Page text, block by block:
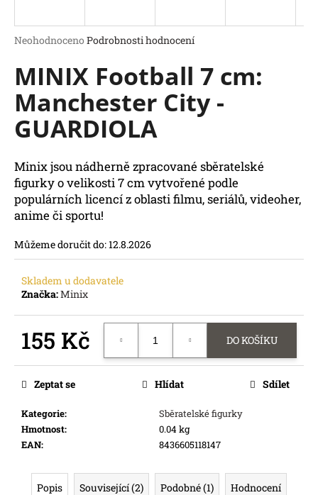
Průměrné
produktu
je
0,0
5
hvězdiček.
Neohodnoceno Podrobnosti hodnocení
MINIX Football 7 cm:
Manchester City -
GUARDIOLA
Minix jsou nádherně zpracované sběratelské
figurky o velikosti 7 cm vytvořené podle
populárních licencí z oblasti filmu, seriálů, videoher,
anime či sportu!
Můžeme doručit do:12.8.2026
Skladem u dodavatele
Značka:Minix
155 Kč DO KOŠÍKU
Kategorie:
Sběratelské figurky
Hmotnost:
0.04 kg
EAN: 8436605118147
Zeptat se Hlídat Sdílet
Popis Související (2) Podobné (1) Hodnocení
j
t
?
HLEDAT
D
o
p
r
u
u
j
m
ARAŠÍDOVÉ
15
Kč